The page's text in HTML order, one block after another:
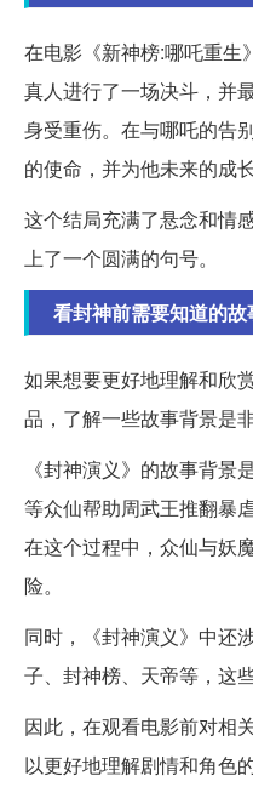
在电影《新神榜:哪吒重生
真人进行了一场决斗，并
身受重伤。在与哪吒的告
的使命，并为他未来的成
这个结局充满了悬念和情
上了一个圆满的句号。
看封神前需要知道的
如果想要更好地理解和欣
品，了解一些故事背景是
《封神演义》的故事背景
等众仙帮助周武王推翻暴
在这个过程中，众仙与妖
险。
同时，《封神演义》中还
子、封神榜、天帝等，这
因此，在观看电影前对相
以更好地理解剧情和角色